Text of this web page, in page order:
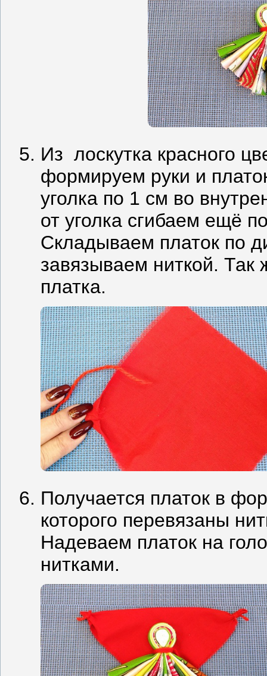
Из лоскутка красного
формируем руки и
уголка по 1 см во
от уголка сгибаем ещё
Складываем платок по
завязываем ниткой. Так
платка.
Получается платок в
которого перевязаны
Надеваем платок на
нитками.